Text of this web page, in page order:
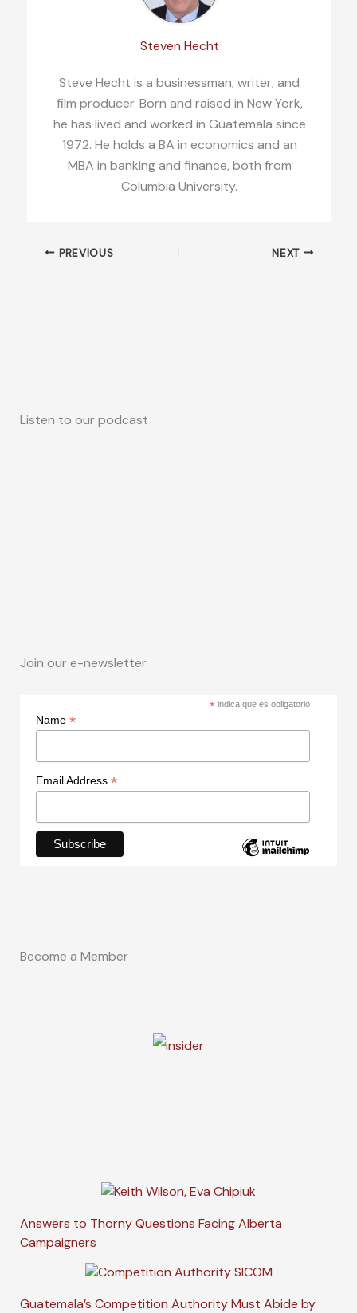
Steven Hecht
Steve Hecht is a businessman, writer, and
film producer. Born and raised in New York,
he has lived and worked in Guatemala since
1972. He holds a BA in economics and an
MBA in banking and finance, both from
Columbia University.
PREVIOUS NEXT
Listen to our podcast
Join our e-newsletter
* indica que es obligatorio
Name *
Email Address *
Become a Member
Answers to Thorny Questions Facing Alberta
Campaigners
Guatemala’s Competition Authority Must Abide by